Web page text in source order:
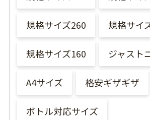
規格サイズ260 規格サイ
規格サイズ160 ジャスト
A4サイズ 格安ギザギザ
ボトル対応サイズ